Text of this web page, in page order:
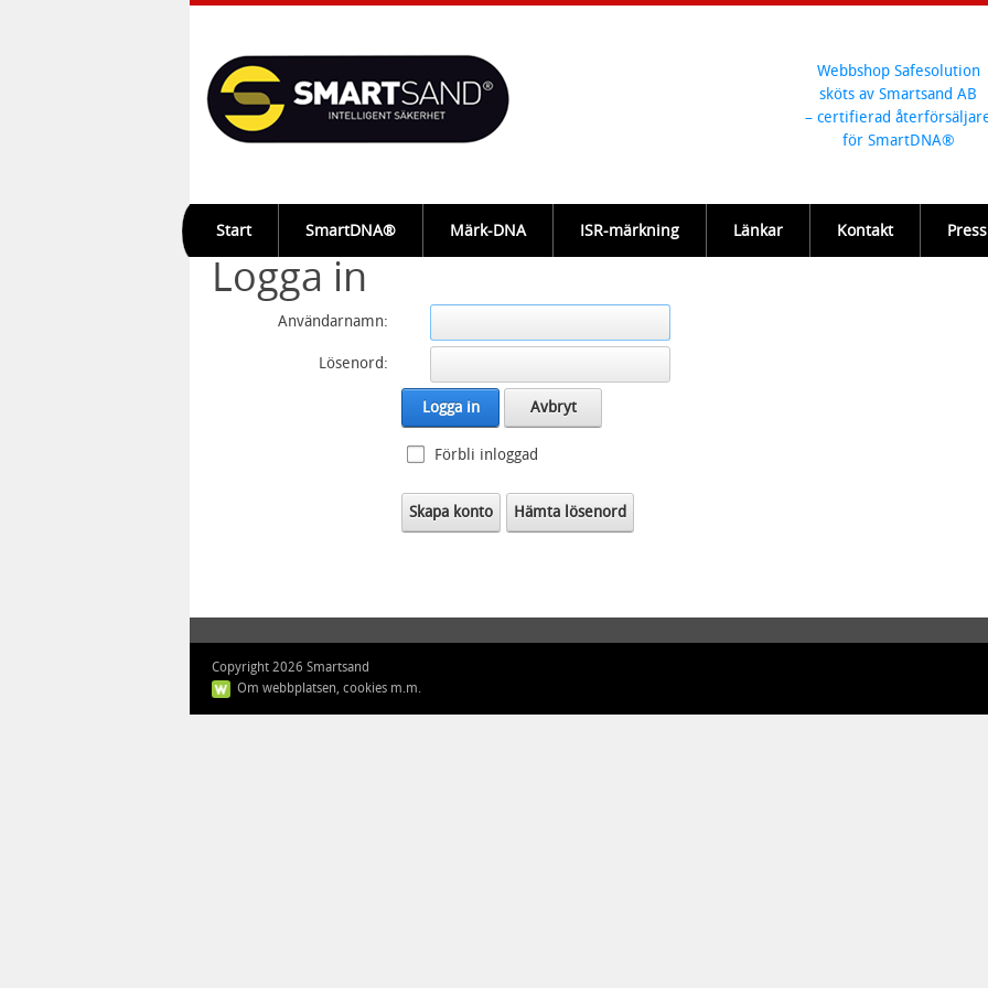
Webbshop Safesolution
sköts av Smartsand AB
– certifierad
för SmartDNA®
Start SmartDNA® Märk-DNA ISR-märkning Länkar Kontakt Press
Logga in
Användarnamn:
Lösenord:
Logga in Avbryt
Förbli inloggad
Skapa konto Hämta lösenord
Copyright 2026 Smartsand
Om webbplatsen, cookies m.m.